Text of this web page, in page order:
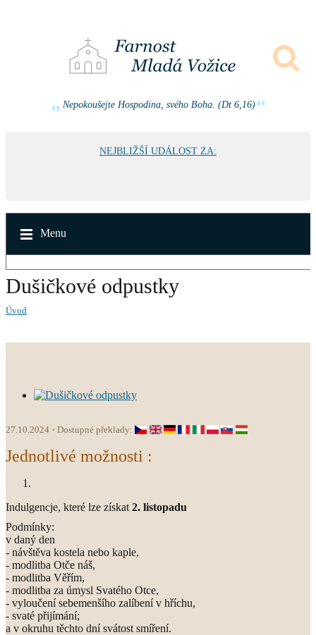
Nepokoušejte Hospodina, svého Boha. (Dt 6,16)
NEJBLIŽŠÍ UDÁLOST ZA:
Menu
Dušičkové odpustky
Úvod
27.10.2024 Dostupné překlady:
Jednotlivé možnosti :
Indulgencje, které lze získat 2. listopadu
Podmínky:
v daný den
- návštěva kostela nebo kaple,
- modlitba Otče náš,
- modlitba Věřím,
- modlitba za úmysl Svatého Otce,
- vyloučení sebemenšího zalíbení v hříchu,
- svaté přijímání;
a v okruhu těchto dní svátost smíření.